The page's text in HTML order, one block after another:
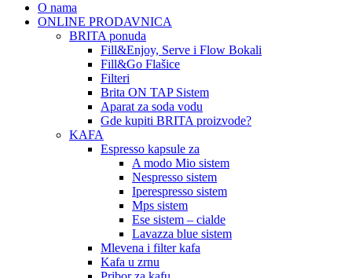
O nama
ONLINE PRODAVNICA
BRITA ponuda
Fill&Enjoy, Serve i Flow Bokali
Fill&Go Flašice
Filteri
Brita ON TAP Sistem
Aparat za soda vodu
Gde kupiti BRITA proizvode?
KAFA
Espresso kapsule za
A modo Mio sistem
Nespresso sistem
Iperespresso sistem
Mps sistem
Ese sistem – cialde
Lavazza blue sistem
Mlevena i filter kafa
Kafa u zrnu